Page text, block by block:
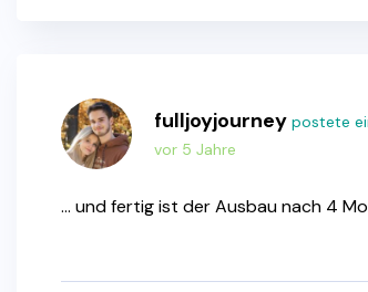
fulljoyjourney postete
vor 5 Jahre
… und fertig ist der Ausbau nach 4